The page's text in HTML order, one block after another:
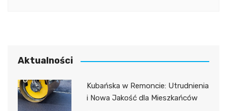
Aktualności
Kubańska w Remoncie: Utrudnienia
i Nowa Jakość dla Mieszkańców